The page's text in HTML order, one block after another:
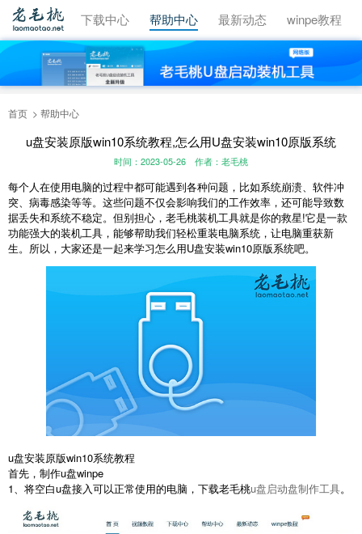
视频教程 下载中心 帮助中心 最新动态 winpe教程
首页 帮助中心
u盘安装原版win10系统教程,怎么用U盘安装win10原版系统
时间：2023-05-26 作者：老毛桃
每个人在使用电脑的过程中都可能遇到各种问题，比如系统崩溃、软件冲
突、病毒感染等等。这些问题不仅会影响我们的工作效率，还可能导致数
据丢失和系统不稳定。但别担心，老毛桃装机工具就是你的救星!它是一款
功能强大的装机工具，能够帮助我们轻松重装电脑系统，让电脑重获新
生。所以，大家还是一起来学习怎么用U盘安装win10原版系统吧。
u盘安装原版win10系统教程
首先，制作u盘winpe
1、将空白u盘接入可以正常使用的电脑，下载老毛桃u盘启动盘制作工具。